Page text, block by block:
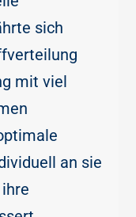
sich
mit viel
an sie